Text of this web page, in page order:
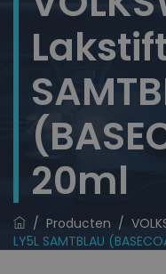
20ml
/ Producten /
LY5L SAMTBLAU